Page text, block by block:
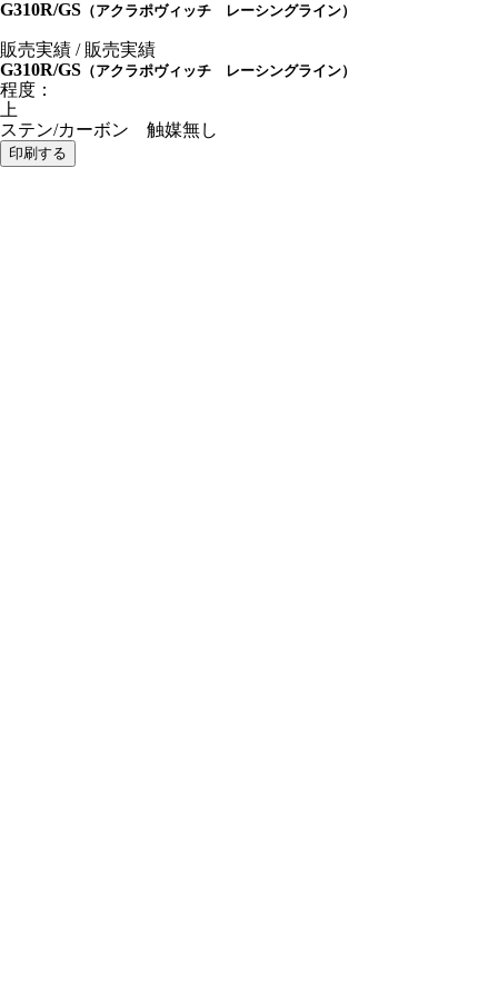
G310R/GS （アクラポヴィッチ レーシングライン）
販売実績 / 販売実績
G310R/GS （アクラポヴィッチ レーシングライン）
程度：
上
ステン/カーボン 触媒無し
印刷する